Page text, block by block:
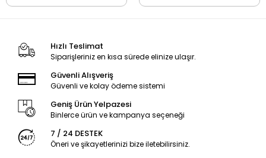
Hızlı Teslimat
Siparişleriniz en kısa sürede elinize ulaşır.
Güvenli Alışveriş
Güvenli ve kolay ödeme sistemi
Geniş Ürün Yelpazesi
Binlerce ürün ve kampanya seçeneği
7 / 24 DESTEK
Öneri ve şikayetlerinizi bize iletebilirsiniz.